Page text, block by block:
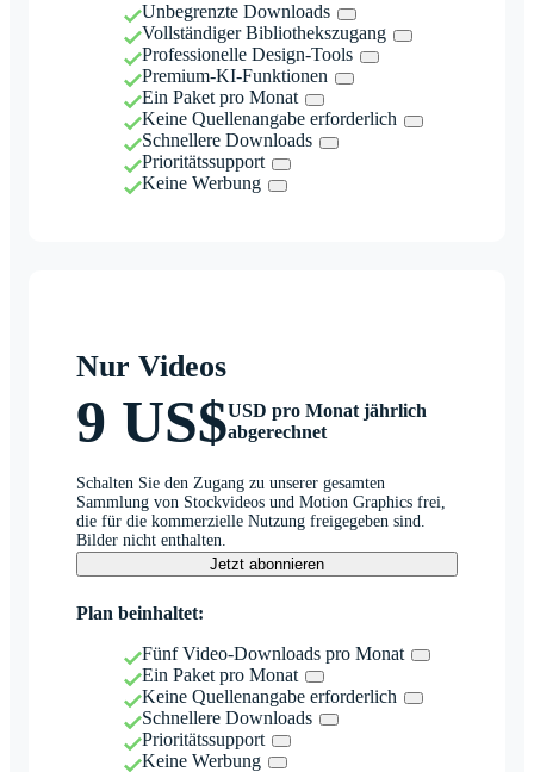
Unbegrenzte Downloads
Vollständiger Bibliothekszugang
Professionelle Design-Tools
Premium-KI-Funktionen
Ein Paket pro Monat
Keine Quellenangabe erforderlich
Schnellere Downloads
Prioritätssupport
Keine Werbung
Nur Videos
9 US$USD pro Monat jährlich
abgerechnet
Schalten Sie den Zugang zu unserer gesamten
Sammlung von Stockvideos und Motion Graphics frei,
die für die kommerzielle Nutzung freigegeben sind.
Bilder nicht enthalten.
Jetzt abonnieren
Plan beinhaltet:
Fünf Video-Downloads pro Monat
Ein Paket pro Monat
Keine Quellenangabe erforderlich
Schnellere Downloads
Prioritätssupport
Keine Werbung